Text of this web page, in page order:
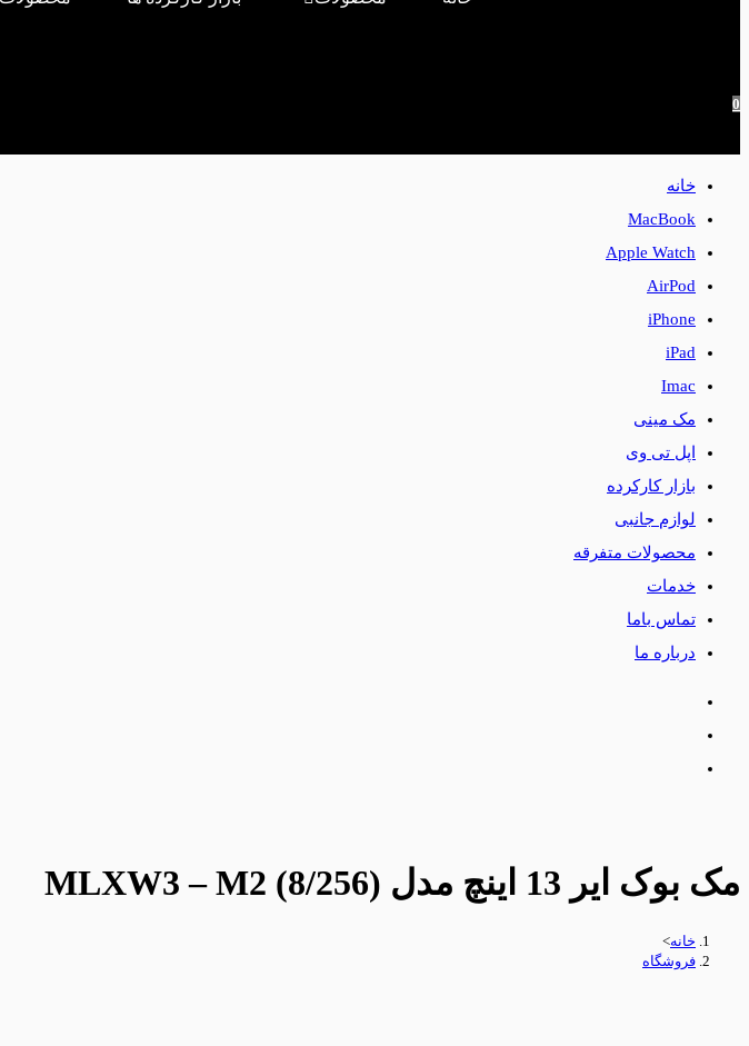
0
خانه
MacBook
Apple Watch
AirPod
iPhone
iPad
Imac
مک مینی
اپل تی وی
بازار کارکرده
لوازم جانبی
محصولات متفرقه
خدمات
تماس باما
درباره ما
مک بوک ایر 13 اینچ مدل (8/256) MLXW3 – M2
خانه>
فروشگاه